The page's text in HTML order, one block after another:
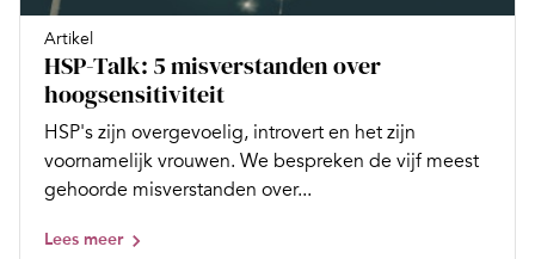
Artikel
HSP-Talk: 5 misverstanden over
hoogsensitiviteit
HSP's zijn overgevoelig, introvert en het zijn
voornamelijk vrouwen. We bespreken de vijf meest
gehoorde misverstanden over...
Lees meer